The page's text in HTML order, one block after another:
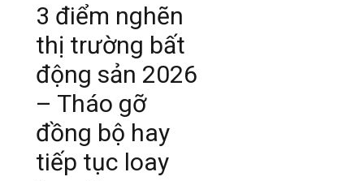
3 điểm nghẽn
thị trường bất
động sản 2026
– Tháo gỡ
đồng bộ hay
tiếp tục loay